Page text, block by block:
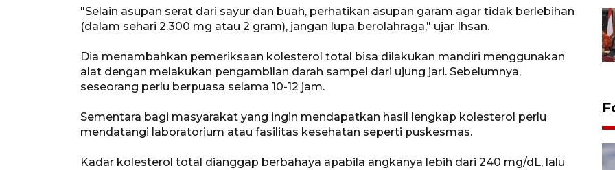
"Selain asupan serat dari sayur dan buah, perhatikan asupan garam agar tidak berlebihan
(dalam sehari 2.300 mg atau 2 gram), jangan lupa berolahraga," ujar Ihsan.
Dia menambahkan pemeriksaan kolesterol total bisa dilakukan mandiri menggunakan
alat dengan melakukan pengambilan darah sampel dari ujung jari. Sebelumnya,
seseorang perlu berpuasa selama 10-12 jam.
Sementara bagi masyarakat yang ingin mendapatkan hasil lengkap kolesterol perlu
mendatangi laboratorium atau fasilitas kesehatan seperti puskesmas.
Kadar kolesterol total dianggap berbahaya apabila angkanya lebih dari 240 mg/dL, lalu